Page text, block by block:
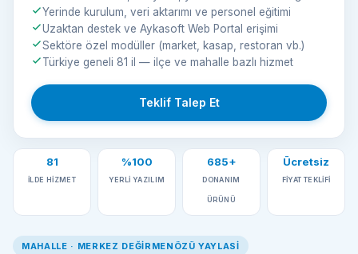
MAHALLE · MERKEZ DEĞIRMENÖZÜ YAYLASI
Yerinde kurulum, veri aktarımı ve personel eğitimi
Uzaktan destek ve Aykasoft Web Portal erişimi
Sektöre özel modüller (market, kasap, restoran vb.)
Türkiye geneli 81 il — ilçe ve mahalle bazlı hizmet
Teklif Talep Et
81
İLDE HIZMET
%100
YERLI YAZILIM
685+
DONANIM
ÜRÜNÜ
Ücretsiz
FIYAT TEKLIFI